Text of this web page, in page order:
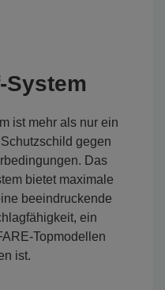
System
ist mehr als nur ein
gegen
Das
bietet maximale
beeindruckende
ein
Topmodellen
ist.